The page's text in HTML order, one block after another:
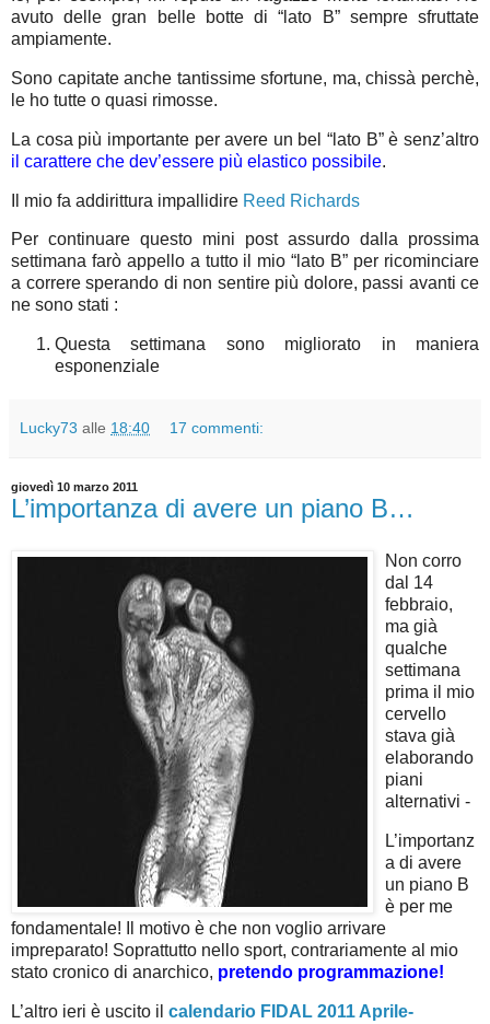
avuto delle gran belle botte di “lato B” sempre sfruttate
ampiamente.
Sono capitate anche tantissime sfortune, ma, chissà perchè,
le ho tutte o quasi rimosse.
La cosa più importante per avere un bel “lato B” è senz’altro
il carattere che dev’essere più elastico possibile.
Il mio fa addirittura impallidire Reed Richards
Per continuare questo mini post assurdo dalla prossima
settimana farò appello a tutto il mio “lato B” per ricominciare
a correre sperando di non sentire più dolore, passi avanti ce
ne sono stati :
Questa settimana sono migliorato in maniera
esponenziale
Lucky73 alle 18:40 17 commenti:
giovedì 10 marzo 2011
L’importanza di avere un piano B…
Non corro
dal 14
febbraio,
ma già
qualche
settimana
prima il mio
cervello
stava già
elaborando
piani
alternativi -
L’importanz
a di avere
un piano B
è per me
fondamentale! Il motivo è che non voglio arrivare
impreparato! Soprattutto nello sport, contrariamente al mio
stato cronico di anarchico, pretendo programmazione!
L’altro ieri è uscito il calendario FIDAL 2011 Aprile-